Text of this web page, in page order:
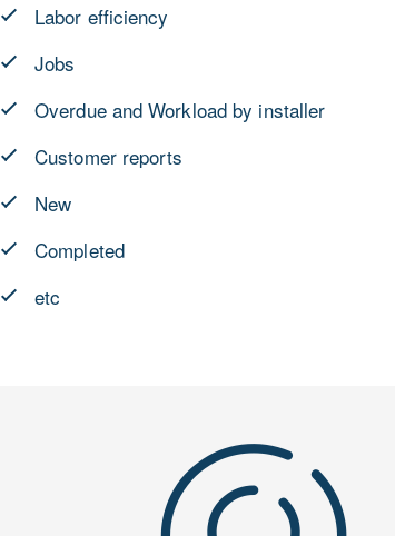
Labor efficiency
Jobs
Overdue and Workload by installer
Customer reports
New
Completed
etc